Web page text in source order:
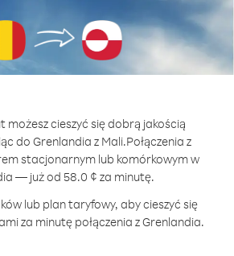
możesz cieszyć się dobrą jakością
do Grenlandia z Mali.Połączenia z
stacjonarnym lub komórkowym w
— już od 58.0 ¢ za minutę.
lub plan taryfowy, aby cieszyć się
za minutę połączenia z Grenlandia.